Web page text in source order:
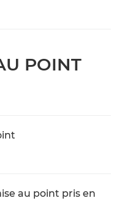
POINT
au point pris en